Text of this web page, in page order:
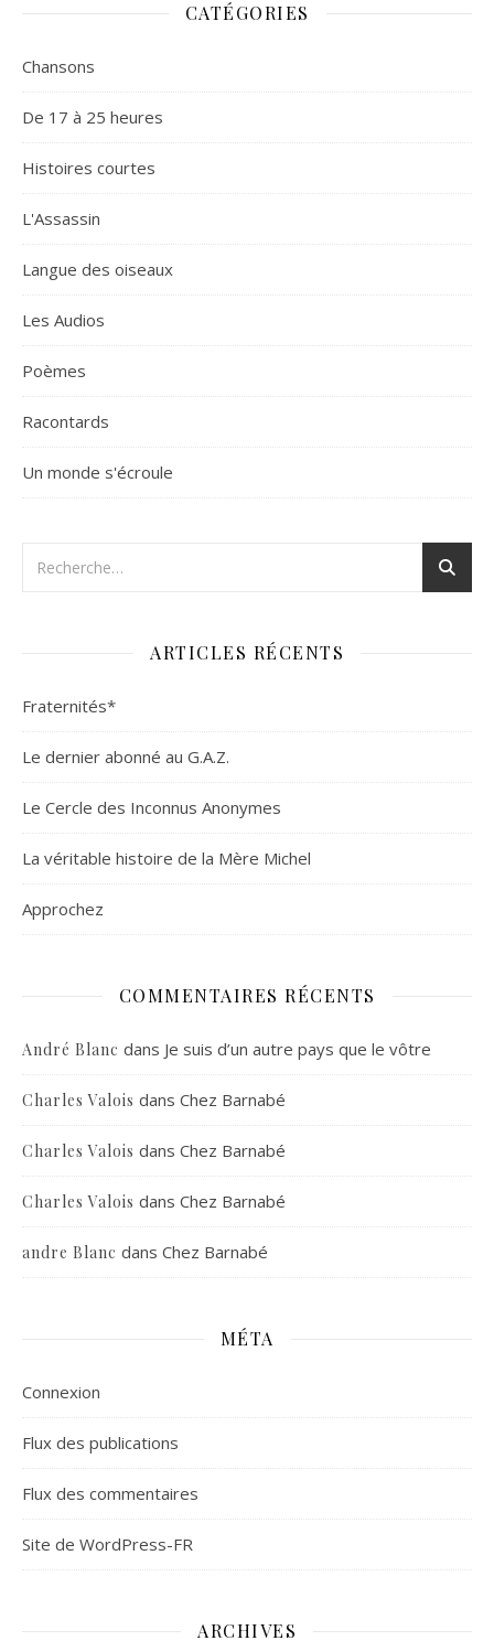
CATÉGORIES
Chansons
De 17 à 25 heures
Histoires courtes
L'Assassin
Langue des oiseaux
Les Audios
Poèmes
Racontards
Un monde s'écroule
ARTICLES RÉCENTS
Fraternités*
Le dernier abonné au G.A.Z.
Le Cercle des Inconnus Anonymes
La véritable histoire de la Mère Michel
Approchez
COMMENTAIRES RÉCENTS
André Blanc dans Je suis d’un autre pays que le vôtre
Charles Valois dans Chez Barnabé
Charles Valois dans Chez Barnabé
Charles Valois dans Chez Barnabé
andre Blanc dans Chez Barnabé
MÉTA
Connexion
Flux des publications
Flux des commentaires
Site de WordPress-FR
ARCHIVES